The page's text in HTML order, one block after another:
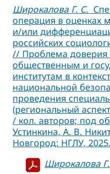
Широкалова Г. С.
операция в оценках
и/или
российских
// Проблема
общественным и
институтам в
национальной
проведения
(региональный
/ кол. авторов; под
Устинкина, А. В.
Новгород: НГЛУ,
Широкалова